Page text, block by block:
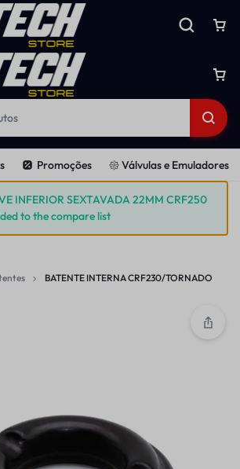
Promoções 𑁍 Válvulas e Emuladores
INFERIOR SEXTAVADA 22MM CRF250
to the compare list
BATENTE INTERNA CRF230/TORNADO